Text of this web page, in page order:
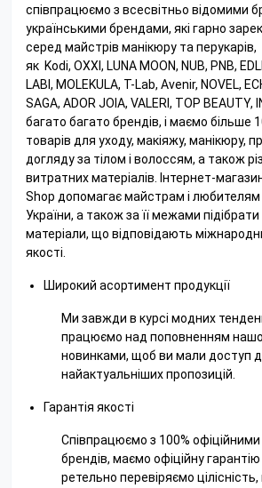
співпрацюємо з всесвітньо відомими
українськими брендами, які гарно
серед майстрів манікюру та
як Kodi, OXXI, LUNA MOON, NUB, PNB,
LABI, MOLEKULA, T-Lab, Avenir, NOVEL,
SAGA, ADOR JOIA, VALERI, TOP BEAUTY,
багато багато брендів, і маємо більше
товарів для уходу, макіяжу, манікюру,
догляду за тілом і волоссям, а також
витратних матеріалів. Інтернет-
Shop допомагає майстрам і любителям
України, а також за її межами підібрати
матеріали, що відповідають
якості.
Широкий асортимент продукції
Ми завжди в курсі модних
працюємо над поповненням
новинками, щоб ви мали доступ
найактуальніших пропозицій.
Гарантія якості
Співпрацюємо з 100%
брендів, маємо офіційну
ретельно перевіряємо